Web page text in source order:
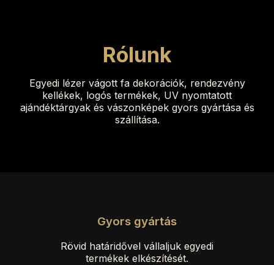
Rólunk
Egyedi lézer vágott fa dekorációk, rendezvény
kellékek, logós termékek, UV nyomtatott
ajándéktárgyak és vászonképek gyors gyártása és
szállítása.
Gyors gyártás
Rövid határidővel vállaljuk egyedi
termékek elkészítését.